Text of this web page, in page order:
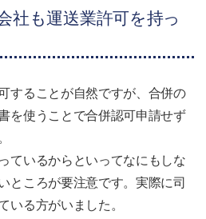
社も運送業許可を持っ
することが自然ですが、合併の
を使うことで合併認可申請せず
ているからといってなにもしな
ところが要注意です。実際に司
いる方がいました。